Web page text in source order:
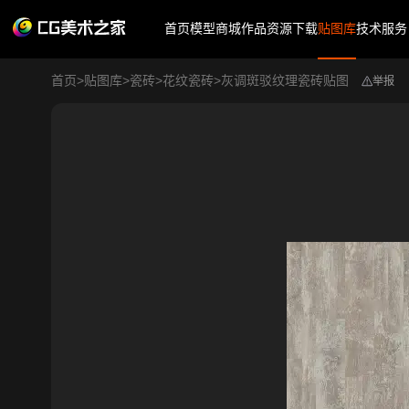
首页模型商城作品资源下载贴图库技术服务
首页>贴图库>瓷砖>花纹瓷砖>灰调斑驳纹理瓷砖贴图 举报